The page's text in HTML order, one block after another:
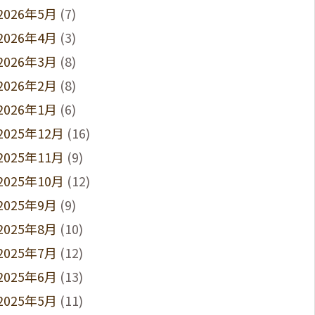
年5月 (7)
年4月 (3)
年3月 (8)
年2月 (8)
年1月 (6)
年12月 (16)
年11月 (9)
年10月 (12)
年9月 (9)
年8月 (10)
年7月 (12)
年6月 (13)
年5月 (11)